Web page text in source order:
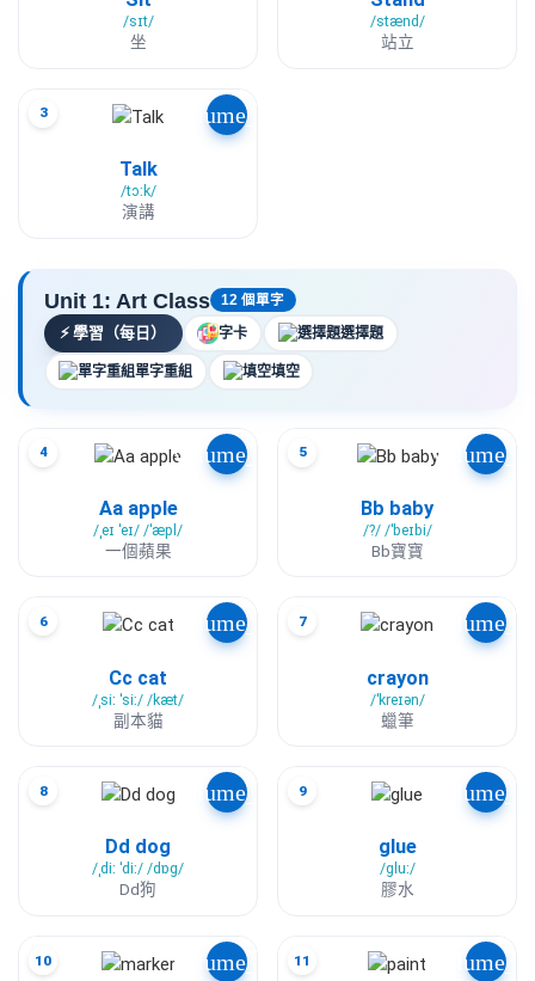
/sɪt/
坐
/stænd/
站立
3 volume_up
Talk
/tɔːk/
演講
Unit 1: Art Class 12 個單字
⚡學習（每日） 字卡 選擇題
單字重組 填空
4 volume_up
Aa apple
/ˌeɪ ˈeɪ/ /ˈæpl/
一個蘋果
5
Bb baby
/?/ /ˈbeɪbi/
Bb寶寶
6 volume_up
Cc cat
/ˌsiː ˈsiː/ /kæt/
副本貓
7
crayon
/ˈkreɪən/
蠟筆
8 volume_up
Dd dog
/ˌdiː ˈdiː/ /dɒɡ/
Dd狗
9
glue
/ɡluː/
膠水
10 volume_up 11